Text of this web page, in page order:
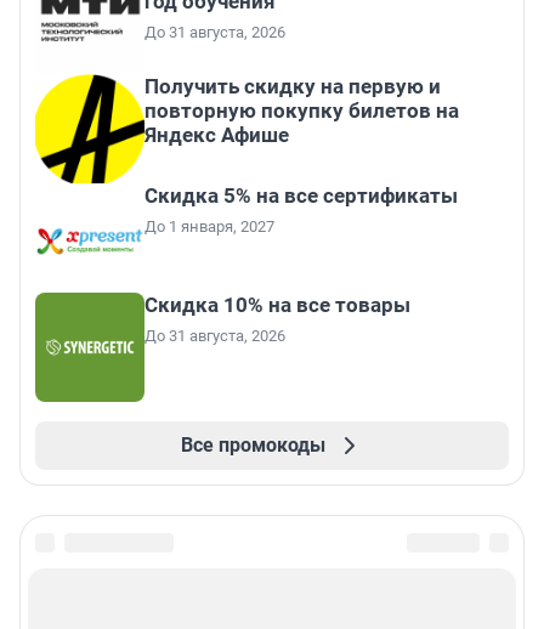
До 31 августа, 2026
Получить скидку на первую и
повторную покупку билетов на
Яндекс Афише
Скидка 5% на все сертификаты
До 1 января, 2027
Скидка 10% на все товары
До 31 августа, 2026
Все промокоды